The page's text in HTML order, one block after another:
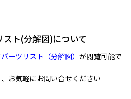
ト(分解図)について
パーツリスト（分解図） が閲覧可能で
お気軽にお問い合せください